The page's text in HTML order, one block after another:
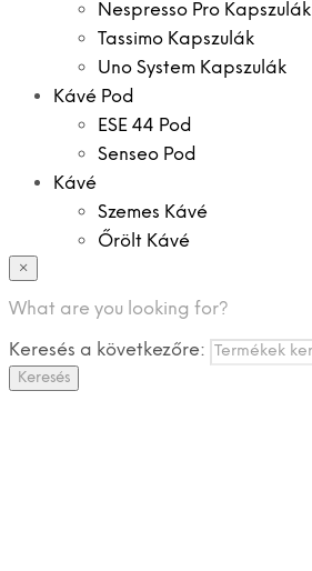
Nespresso Pro Kapszulák
Tassimo Kapszulák
Uno System Kapszulák
Kávé Pod
ESE 44 Pod
Senseo Pod
Kávé
Szemes Kávé
Őrölt Kávé
Instant Kávé
Zacskó Tea
Tartozékok
×
What are you looking for?
Keresés a következőre:
Keresés